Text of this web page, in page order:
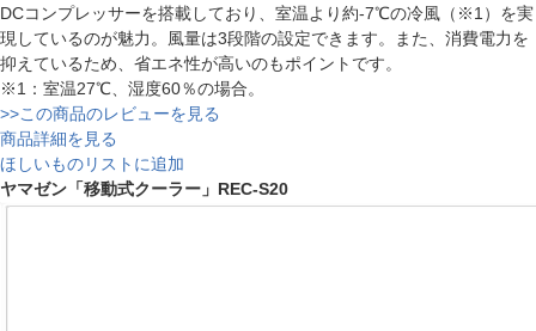
DCコンプレッサーを搭載しており、室温より約-7℃の冷風（※1）を実
現しているのが魅力。風量は3段階の設定できます。また、消費電力を
抑えているため、省エネ性が高いのもポイントです。
※1：室温27℃、湿度60％の場合。
>>この商品のレビューを見る
商品詳細を見る
ほしいものリストに追加
ヤマゼン「移動式クーラー」REC-S20